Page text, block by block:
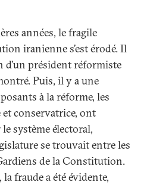
années, le fragile
iranienne s’est érodé. Il
d’un président réformiste
Puis, il y a une
à la réforme, les
conservatrice, ont
système électoral,
se trouvait entre les
de la Constitution.
fraude a été évidente,